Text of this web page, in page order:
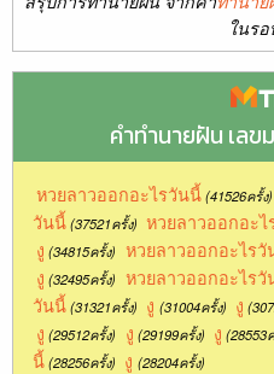
ในร
คำทำนายฝัน เล
หวยลาวออกอะไรวันนี้ (41526ครั้ง)
วันนี้(37521ครั้ง) หวยลาวออกอะ
งู (34815ครั้ง) หวยลาวออกอะไร
งู (32495ครั้ง) หวยลาวออกอะไร
วันนี้(31321ครั้ง) งู (31004ครั้ง) งู
งู (29512ครั้ง) งู (29199ครั้ง) งู (28553
นี้(28256ครั้ง) งู (28204ครั้ง)